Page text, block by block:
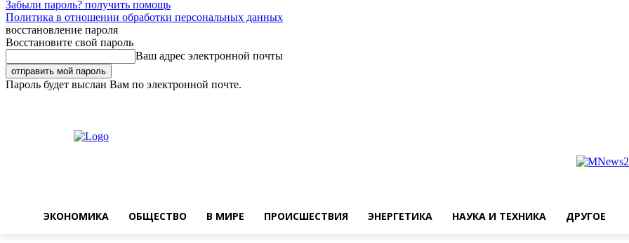
Забыли пароль? получить помощь
Политика в отношении обработки персональных данных
восстановление пароля
Восстановите свой пароль
Ваш адрес электронной почты
Пароль будет выслан Вам по электронной почте.
ЭКОНОМИКА ОБЩЕСТВО В МИРЕ ПРОИСШЕСТВИЯ ЭНЕРГЕТИКА НАУКА И ТЕХНИКА ДРУГОЕ